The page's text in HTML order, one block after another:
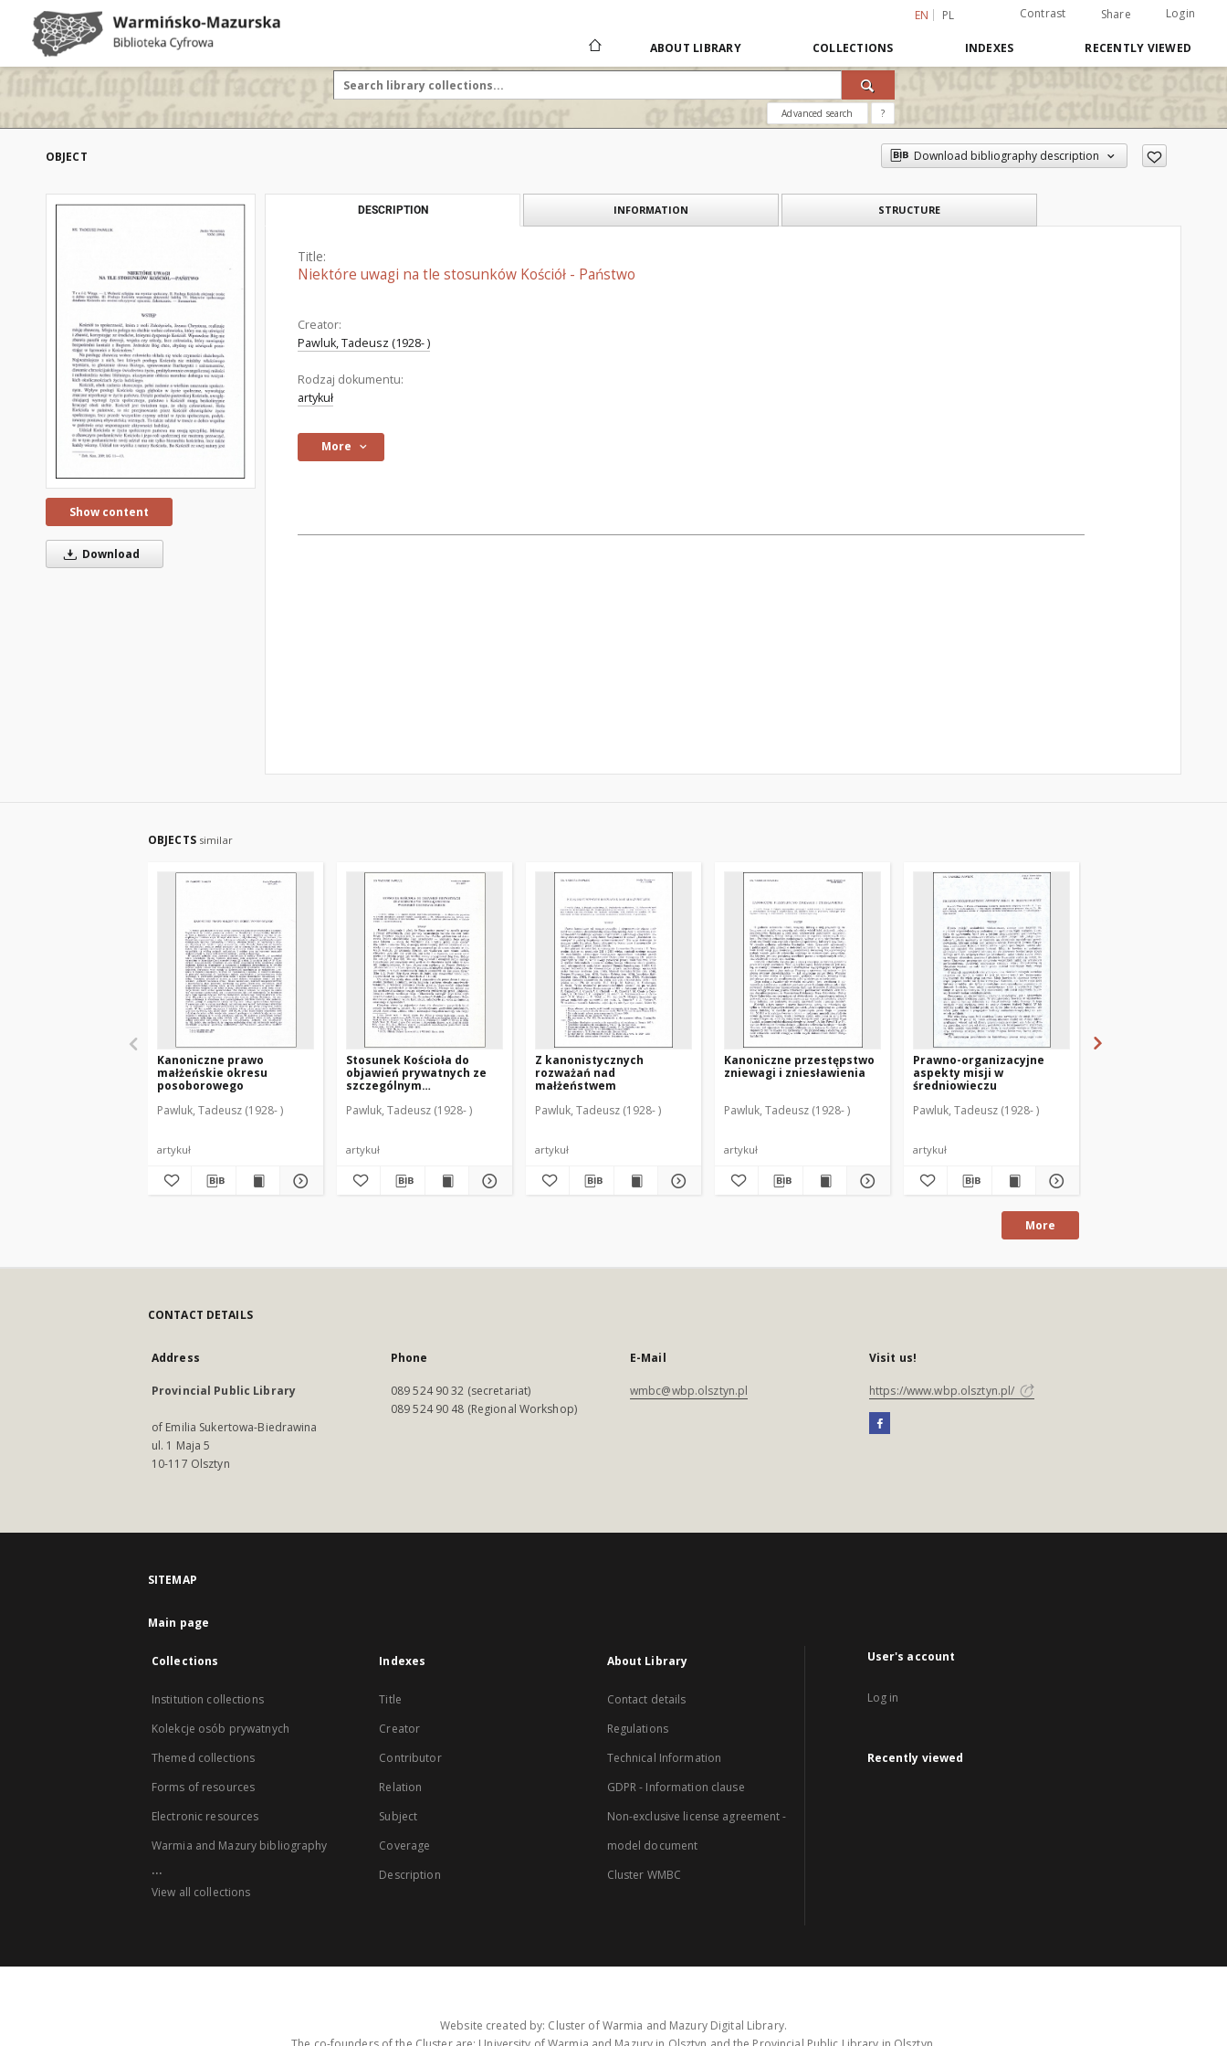
EN PL Contrast Share Login
ABOUT LIBRARY COLLECTIONS INDEXES RECENTLY VIEWED
Advanced search ?
OBJECT Download bibliography description
Show content
Download
DESCRIPTION INFORMATION STRUCTURE
Title:
Niektóre uwagi na tle stosunków Kościół - Państwo
Creator:
Pawluk, Tadeusz (1928- )
Rodzaj dokumentu:
artykuł
More
OBJECTS similar
Kanoniczne prawo
małżeńskie okresu
posoborowego
Pawluk, Tadeusz (1928- )
artykuł
Stosunek Kościoła do
objawień prywatnych ze
szczególnym
gietrzwałdzkich
Pawluk, Tadeusz (1928- )
artykuł
Z kanonistycznych
rozważań nad
małżeństwem
Pawluk, Tadeusz (1928- )
artykuł
Kanoniczne przestępstwo
zniewagi i zniesławienia
Pawluk, Tadeusz (1928- )
artykuł
Prawno-organizacyjne
aspekty misji w
średniowieczu
Pawluk, Tadeusz (1928- )
artykuł
More
CONTACT DETAILS
Address
Provincial Public Library
of Emilia Sukertowa-Biedrawina
ul. 1 Maja 5
10-117 Olsztyn
Phone
089 524 90 32 (secretariat)
089 524 90 48 (Regional Workshop)
E-Mail
wmbc@wbp.olsztyn.pl
Visit us!
https://www.wbp.olsztyn.pl/
SITEMAP
Main page
Collections
Institution collections
Kolekcje osób prywatnych
Themed collections
Forms of resources
Electronic resources
Warmia and Mazury bibliography
...
View all collections
Indexes
Title
Creator
Contributor
Relation
Subject
Coverage
Description
About Library
Contact details
Regulations
Technical Information
GDPR - Information clause
Non-exclusive license agreement -
model document
Cluster WMBC
User's account
Log in
Recently viewed
Website created by: Cluster of Warmia and Mazury Digital Library.